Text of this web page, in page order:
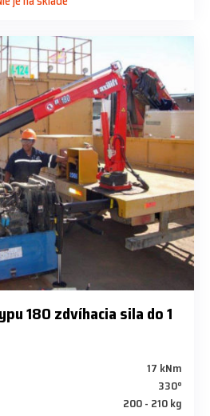
180 zdvíhacia sila do 1
17 kNm
330°
200 - 210 kg